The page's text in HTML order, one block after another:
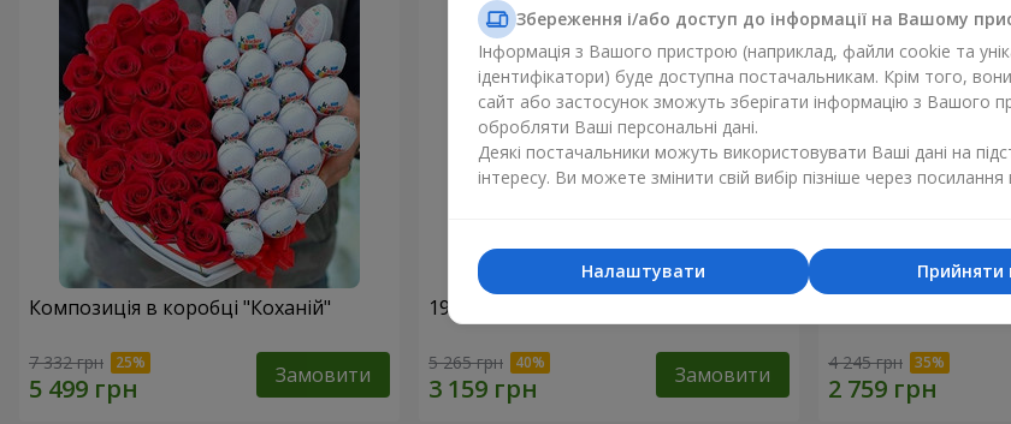
Композиція в коробці "Коханій"
7 332 грн Замовити
19 червоних троянд з Пандою
5 265 грн Замовити 4 245 грн
Збереження і/або доступ до інформації на Вашому
Інформація з Вашого пристрою (наприклад, файли cookie та
ідентифікатори) буде доступна постачальникам. Крім того,
сайт або застосунок зможуть зберігати інформацію з Вашого
обробляти Ваші персональні дані.
Деякі постачальники можуть використовувати Ваші дані на
інтересу. Ви можете змінити свій вибір пізніше через посилання
Прийняти
Налаштувати